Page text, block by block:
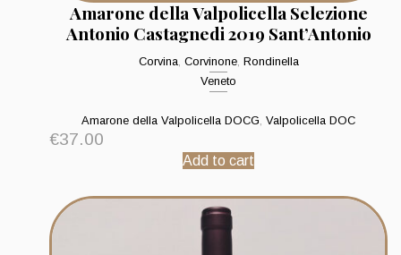
Amarone della Valpolicella Selezione
Antonio Castagnedi 2019 Sant’Antonio
Corvina, Corvinone, Rondinella
Veneto
Amarone della Valpolicella DOCG, Valpolicella DOC
€37.00
Add to cart